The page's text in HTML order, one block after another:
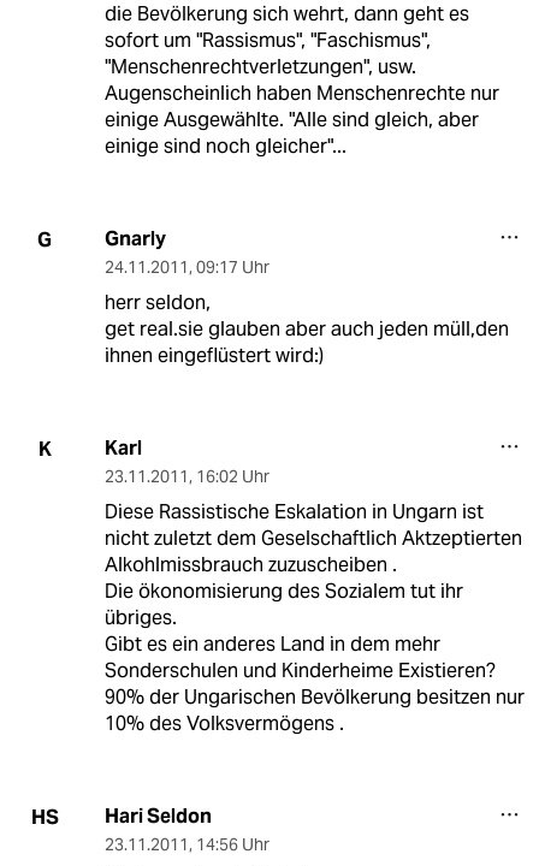
die Bevölkerung sich wehrt, dann geht es
sofort um "Rassismus", "Faschismus",
"Menschenrechtverletzungen", usw.
Augenscheinlich haben Menschenrechte nur
einige Ausgewählte. "Alle sind gleich, aber
einige sind noch gleicher"...
G Gnarly
24.11.2011, 09:17 Uhr
herr seldon,
get real.sie glauben aber auch jeden müll,den
ihnen eingeflüstert wird:)
K Karl
23.11.2011, 16:02 Uhr
Diese Rassistische Eskalation in Ungarn ist
nicht zuletzt dem Geselschaftlich Aktzeptierten
Alkohlmissbrauch zuzuscheiben .
Die ökonomisierung des Sozialem tut ihr
übriges.
Gibt es ein anderes Land in dem mehr
Sonderschulen und Kinderheime Existieren?
90% der Ungarischen Bevölkerung besitzen nur
10% des Volksvermögens .
HS Hari Seldon
23.11.2011, 14:56 Uhr